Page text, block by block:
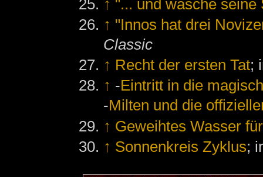
↑ "... und wasche seine
↑ "Innos hat drei
Classic
↑ Recht der ersten Tat;
↑ -Eintritt in die
-Milten und die
↑ Geweihtes Wasser
↑ Sonnenkreis Zyklus;